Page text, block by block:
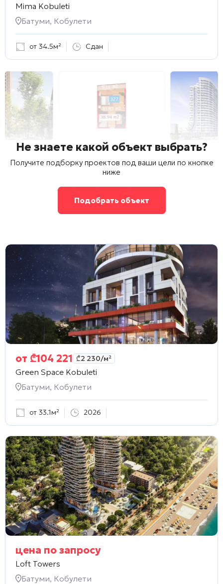
Mima Kobuleti
Батуми, Кобулети
от 34.5м² Сдан
Не знаете какой объект выбрать?
Получите подборку проектов под ваши цели по кнопке
ниже
Подобрать объект
от ₾104 221 ₾2 230/м²
Green Space Kobuleti
Батуми, Кобулети
от 33.1м² 2026
цена по запросу
Loft Towers
Батуми, Кобулети